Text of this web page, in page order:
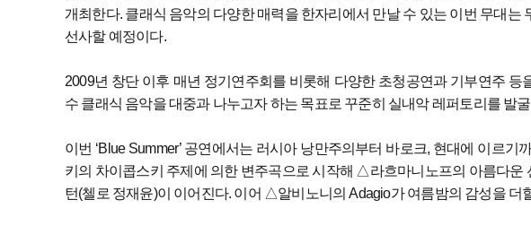
개최한다. 클래식 음악의 다양한 매력을 한자리에서 만날 수 있는 이번 무대
선사할 예정이다.
2009년 창단 이후 매년 정기연주회를 비롯해 다양한 초청공연과 기부연주 등
수 클래식 음악을 대중과 나누고자 하는 목표로 꾸준히 실내악 레퍼토리를 발
이번 ‘Blue Summer’ 공연에서는 러시아 낭만주의부터 바로크, 현대에 이르
키의 차이콥스키 주제에 의한 변주곡으로 시작해 △라흐마니노프의 아름다
턴(첼로 정재윤)이 이어진다. 이어 △알비노니의 Adagio가 여름밤의 감성을 더